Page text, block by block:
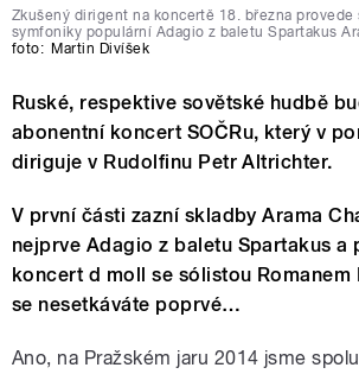
Zkušený dirigent na koncertě 18. března provede
symfoniky populární Adagio z baletu Spartakus
foto: Martin Divíšek
Ruské, respektive sovětské hudbě
abonentní koncert SOČRu, který v
diriguje v Rudolfinu Petr Altrichter.
V první části zazní skladby Arama
nejprve Adagio z baletu Spartakus a
koncert d moll se sólistou
se nesetkáváte poprvé…
Ano, na Pražském jaru 2014 jsme spolu